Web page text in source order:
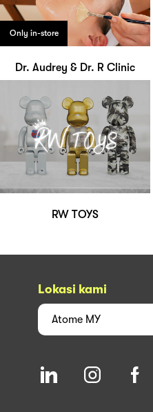
Only in-store
Dr. Audrey & Dr. R Clinic
RW TOYS
Lokasi kami
Atome MY